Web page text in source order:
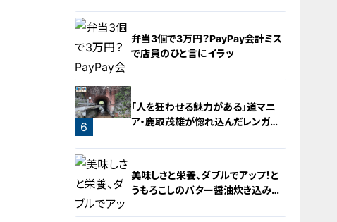
5
弁当3個で3万円？PayPay会計ミス
で店員のひと言にイラッ
6
「人を狂わせる魅力がある」道マニ
ア・鹿取茂雄が惚れ込んだレンガの
美味しさと栄養、ダブルでアップ！と
うもろこしのバター醤油炊き込みご